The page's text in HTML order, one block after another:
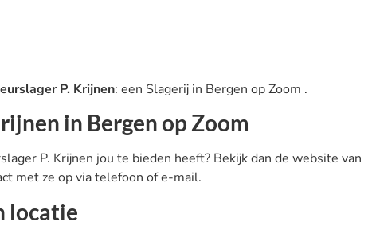
P. Krijnen: een Slagerij in Bergen op Zoom .
in Bergen op Zoom
P. Krijnen jou te bieden heeft? Bekijk dan de website van
met ze op via telefoon of e-mail.
locatie